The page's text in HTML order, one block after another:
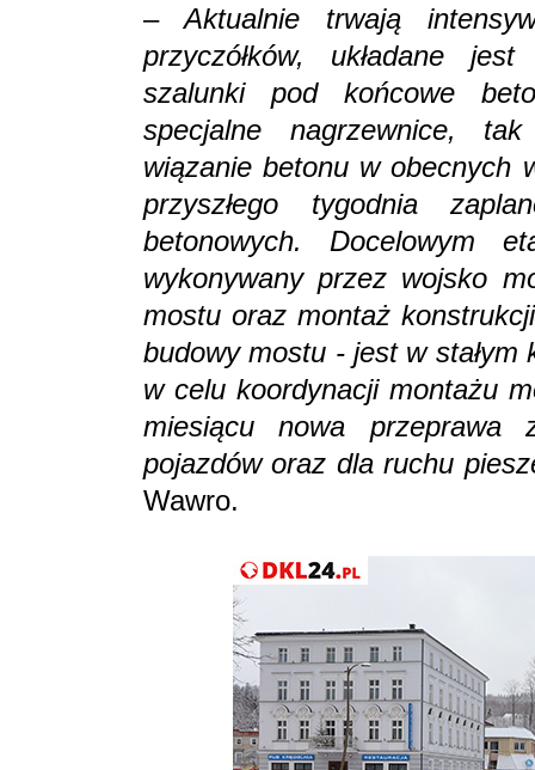
–Aktualnie trwają
przyczółków, układane
szalunki pod końcowe
specjalne nagrzewnice,
wiązanie betonu w obecnych
przyszłego tygodnia
betonowych. Docelowym
wykonywany przez wojsko
mostu oraz montaż
budowy mostu - jest w
w celu koordynacji montażu
miesiącu nowa przeprawa
pojazdów oraz dla ruchu
Wawro.